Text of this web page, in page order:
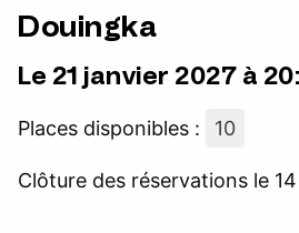
Douingka
Le 21 janvier 2027 à
Places disponibles : 10
Clôture des réservations le